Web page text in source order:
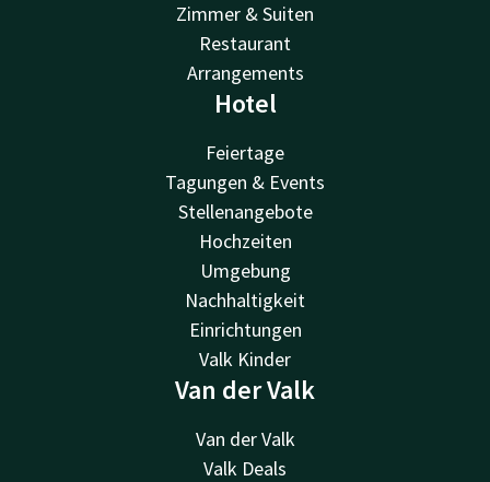
Zimmer & Suiten
Restaurant
Arrangements
Hotel
Feiertage
Tagungen & Events
Stellenangebote
Hochzeiten
Umgebung
Nachhaltigkeit
Einrichtungen
Valk Kinder
Van der Valk
Van der Valk
Valk Deals